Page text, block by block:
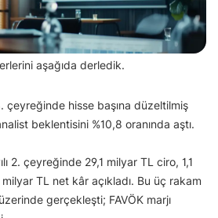
aşağıda derledik.
çeyreğinde hisse başına düzeltilmiş
beklentisini %10,8 oranında aştı.
2. çeyreğinde 29,1 milyar TL ciro, 1,1
TL net kâr açıkladı. Bu üç rakam
gerçekleşti; FAVÖK marjı